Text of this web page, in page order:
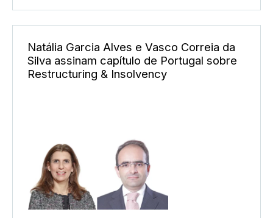
Natália Garcia Alves e Vasco Correia da
Silva assinam capítulo de Portugal sobre
Restructuring & Insolvency